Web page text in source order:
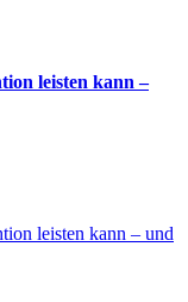
leisten kann –